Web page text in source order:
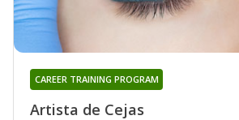
Artista de Cejas
CAREER TRAINING PROGRAM